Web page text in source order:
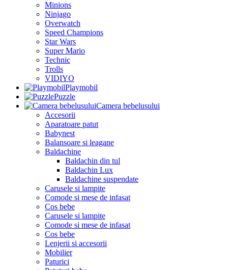
Minions
Ninjago
Overwatch
Speed Champions
Star Wars
Super Mario
Technic
Trolls
VIDIYO
Playmobil
Puzzle
Camera bebelusului
Accesorii
Aparatoare patut
Babynest
Balansoare si leagane
Baldachine
Baldachin din tul
Baldachin Lux
Baldachine suspendate
Carusele si lampite
Comode si mese de infasat
Cos bebe
Carusele si lampite
Comode si mese de infasat
Cos bebe
Lenjerii si accesorii
Mobilier
Paturici